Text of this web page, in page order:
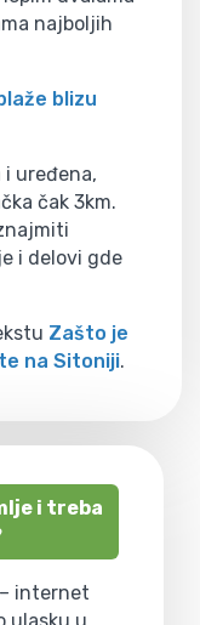
najboljih
blizu
i uređena,
čak 3km.
i delovi gde
Zašto je
na Sitoniji.
i treba
internet